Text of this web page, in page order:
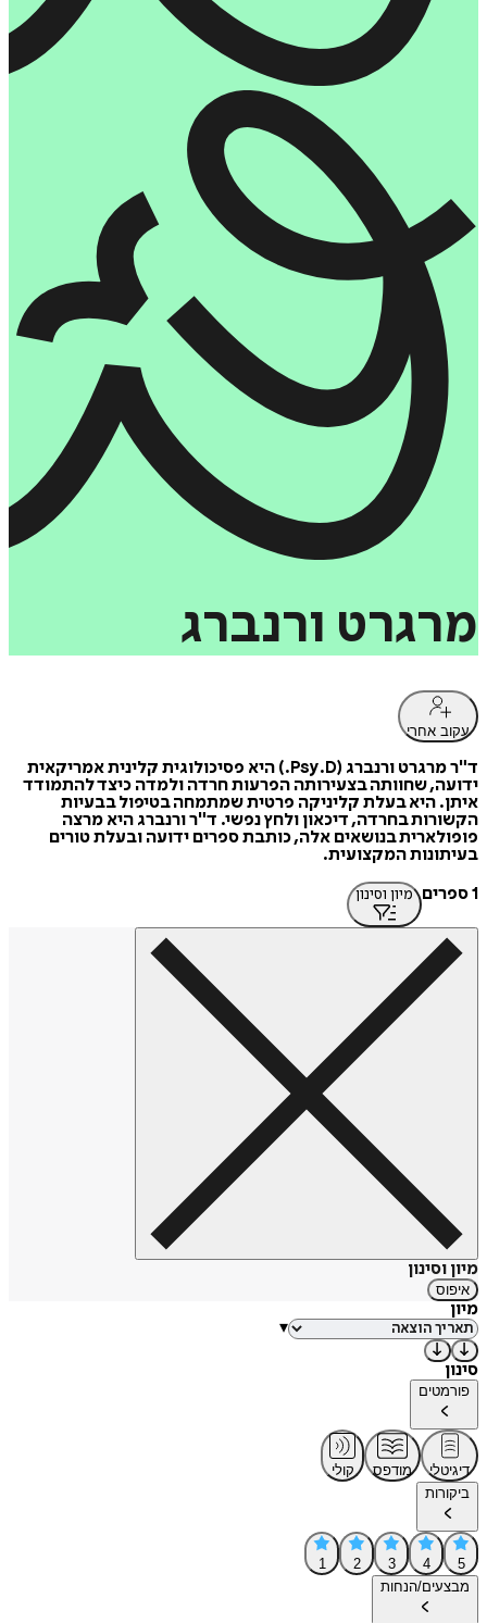
מרגרט ורנברג
עקוב אחרי
ד"ר מרגרט ורנברג (Psy.D.) היא פסיכולוגית קלינית אמריקאית
ידועה, שחוותה בצעירותה הפרעות חרדה ולמדה כיצד להתמודד
איתן. היא בעלת קליניקה פרטית שמתמחה בטיפול בבעיות
הקשורות בחרדה, דיכאון ולחץ נפשי. ד"ר ורנברג היא מרצה
פופולארית בנושאים אלה, כותבת ספרים ידועה ובעלת טורים
בעיתונות המקצועית.
1 ספרים
מיון וסינון
מיון וסינון
איפוס
מיון
▾
סינון
פורמטים
דיגיטלי מודפס
קולי
ביקורות
5
4
3
2
1
מבצעים/הנחות